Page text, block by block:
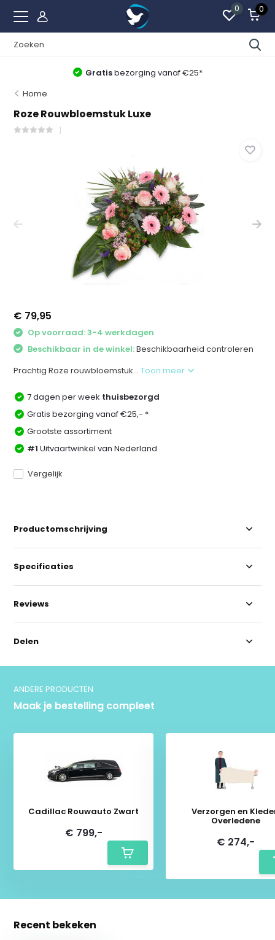
0 0
Gratisbezorging vanaf €25*
Home
Roze Rouwbloemstuk Luxe
€ 79,95
Op voorraad: 3-4 werkdagen
Beschikbaar in de winkel:Beschikbaarheid controleren
Prachtig Roze rouwbloemstuk...Toon meer
7 dagen per week thuisbezorgd
Gratis bezorging vanaf €25,- *
Grootste assortiment
#1 Uitvaartwinkel van Nederland
Vergelijk
Productomschrijving
Specificaties
Reviews
Delen
ANDERE PRODUCTEN
Maak je bestelling compleet
Cadillac Rouwauto Zwart
€ 799,-
Verzorgen en
Overledene
€ 274,-
Recent bekeken